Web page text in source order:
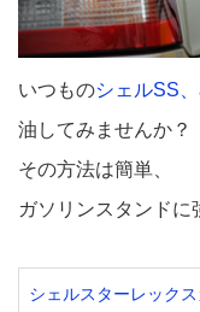
いつものシェルSS
油してみませんか？
その方法は簡単、
ガソリンスタンドに
シェルスターレックス